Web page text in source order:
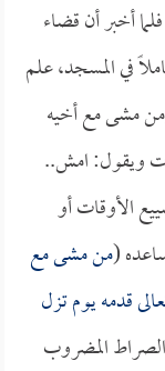
أخبر أن قضاء
في المسجد، علم
مشى مع أخيه
ويقول: امش..
الأوقات أو
(من مشى مع
قدمه يوم تزل
المضروب